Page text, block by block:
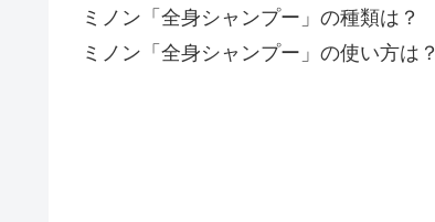
ミノン「全身シャンプー」の種類は？
ミノン「全身シャンプー」の使い方は？